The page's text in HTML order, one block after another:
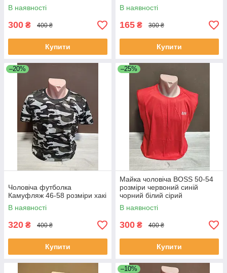
В наявності
300 ₴ 400 ₴
Купити
В наявності
165 ₴ 300 ₴
Купити
–20%
Чоловіча футболка
Камуфляж 46-58 розміри хакі
В наявності
320 ₴ 400 ₴
Купити
–25%
Майка чоловіча BOSS 50-54
розміри червоний синій
чорний білий сірий
В наявності
300 ₴ 400 ₴
Купити
–10%